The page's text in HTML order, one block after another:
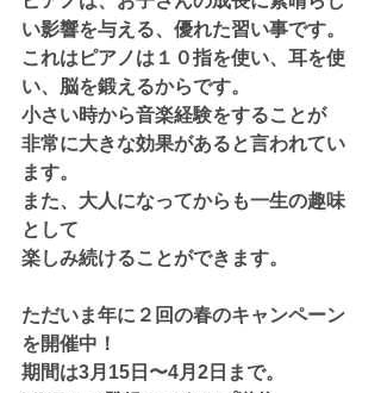
い影響を与える、優れた習い事です。
これはピアノは１０指を使い、耳を使
い、脳を鍛えるからです。
小さい時から音楽経験をすることが
非常に大きな効果があると言われてい
ます。
また、大人になってからも一生の趣味
として
楽しみ続けることができます。
ただいま年に２回の春のキャンペーン
を開催中！
期間は3月15日〜4月2日まで。